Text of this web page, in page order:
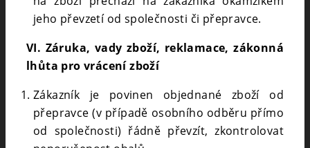
jeho převzetí od společnosti či přepravce.
VI. Záruka, vady zboží, reklamace, zákonná
lhůta pro vrácení zboží
Zákazník je povinen objednané zboží od
přepravce (v případě osobního odběru přímo
od společnosti) řádně převzít, zkontrolovat